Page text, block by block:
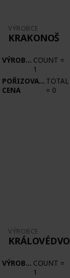
VÝROBCE
KRAKONOŠ
VÝROBCE COUNT =
1
POŘIZOVACÍ
CENA
TOTAL
= 0
VÝROBCE
VÝROBCE COUNT =
1